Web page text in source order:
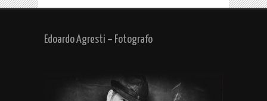
Edoardo Agresti – Fotografo